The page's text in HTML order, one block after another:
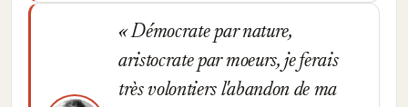
Démocrate par nature,
aristocrate par moeurs, je ferais
très volontiers l'abandon de ma